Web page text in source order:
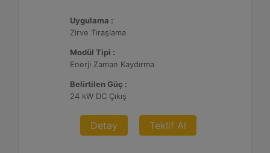
Uygulama :
Zirve Tıraşlama
Modül Tipi :
Enerji Zaman Kaydırma
Belirtilen Güç :
24 kW DC Çıkış
Detay Teklif Al